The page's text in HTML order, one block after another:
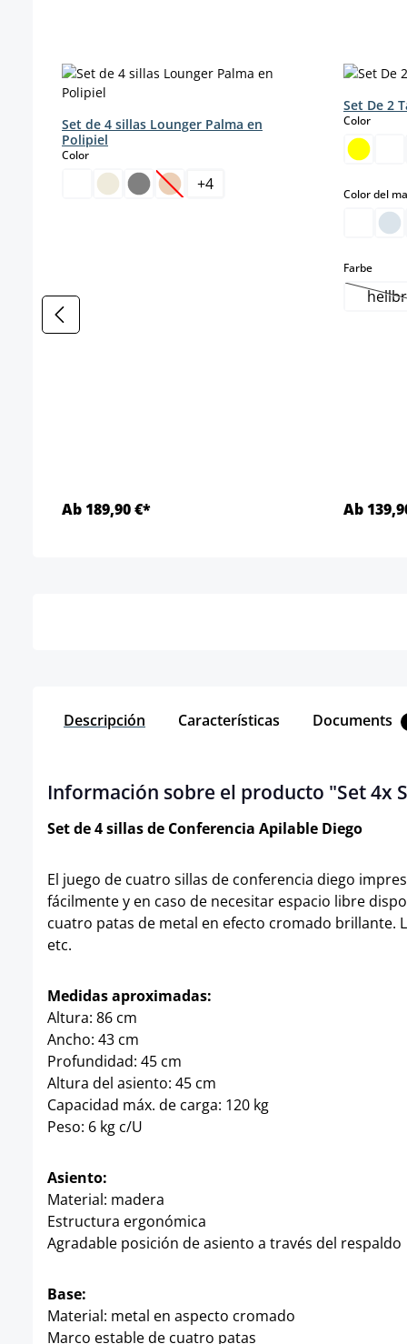
Set de 4 sillas Lounger Palma en
Polipiel
Colorselect
(Esta opción no está disponible en este
+4
Ab 189,90 €*
Set De 2
Colorselect
Color del
Farbeselect
Ab
Descripción Características Documents
Información sobre el producto "Set 4x
Set de 4 sillas de Conferencia Apilable Diego
El juego de cuatro sillas de conferencia diego
fácilmente y en caso de necesitar espacio libre
cuatro patas de metal en efecto cromado brillante.
etc.
Medidas aproximadas:
Altura: 86 cm
Ancho: 43 cm
Profundidad: 45 cm
Altura del asiento: 45 cm
Capacidad máx. de carga: 120 kg
Peso: 6 kg c/U
Asiento:
Material: madera
Estructura ergonómica
Agradable posición de asiento a través del respaldo
Base:
Material: metal en aspecto cromado
Marco estable de cuatro patas